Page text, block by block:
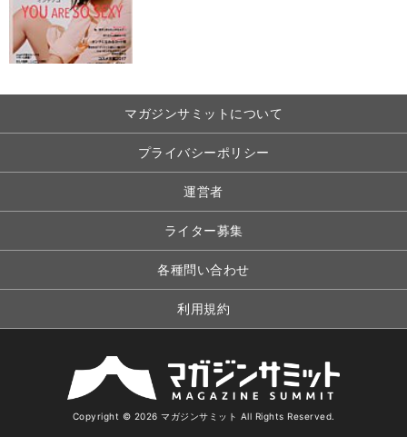
マガジンサミットについて
プライバシーポリシー
運営者
ライター募集
各種問い合わせ
利用規約
Copyright © 2026 マガジンサミット All Rights Reserved.